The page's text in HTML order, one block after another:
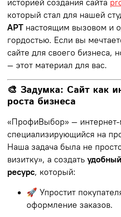
историей создания сайта
который стал для нашей
АРТ настоящим вызовом и
гордостью. Если вы
сайте для своего бизнеса,
— этот материал для вас.
🎨 Задумка: Сайт как
роста бизнеса
«ПрофиВыбор» — интернет-
специализирующийся на
Наша задача была не
визитку», а создать
ресурс, который:
🚀 Упростит
оформление заказов.